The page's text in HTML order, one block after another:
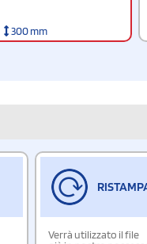
300 mm
Verrà utilizzato il file